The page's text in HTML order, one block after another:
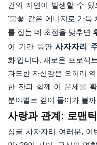
간의 지연이 발생할 수
'불꽃' 같은 에너지로 가득
를 잡는 데 초점을 맞추면
이 기간 동안사자자리
화'입니다. 새로운 프로젝
과도한 자신감은 오히려
한 잔과 함께 이 운세를
분야별로 깊이 들어가 볼
사랑과 관계: 로맨
싱글 사자자리 여러분, 이